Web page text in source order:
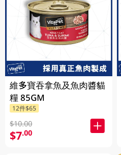
維多寶吞拿魚及魚肉醬貓
糧 85GM
12件$65
$10.00
$7.00